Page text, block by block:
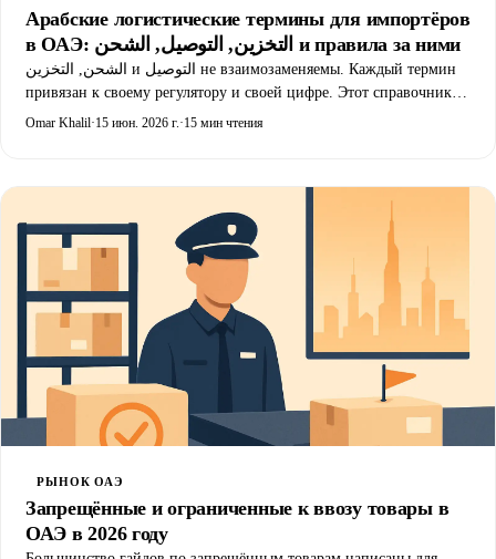
Арабские логистические термины для импортёров
в ОАЭ: التخزين, التوصيل, الشحن и правила за ними
الشحن, التخزين и التوصيل не взаимозаменяемы. Каждый термин
привязан к своему регулятору и своей цифре. Этот справочник
сопоставляет арабское слово с пошлиной, НДС, порогом де
Omar Khalil·15 июн. 2026 г. ·15 мин чтения
РЫНОК ОАЭ
Запрещённые и ограниченные к ввозу товары в
ОАЭ в 2026 году